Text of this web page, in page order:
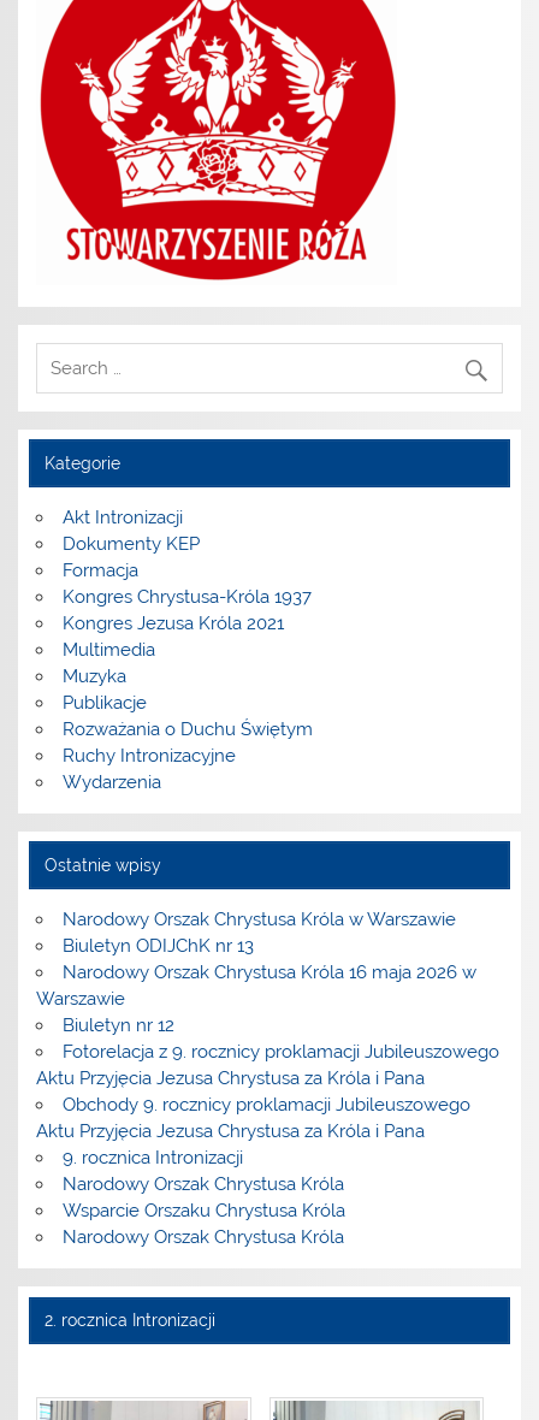
Kategorie
Akt Intronizacji
Dokumenty KEP
Formacja
Kongres Chrystusa-Króla 1937
Kongres Jezusa Króla 2021
Multimedia
Muzyka
Publikacje
Rozważania o Duchu Świętym
Ruchy Intronizacyjne
Wydarzenia
Ostatnie wpisy
Narodowy Orszak Chrystusa Króla w Warszawie
Biuletyn ODIJChK nr 13
Narodowy Orszak Chrystusa Króla 16 maja 2026 w
Warszawie
Biuletyn nr 12
Fotorelacja z 9. rocznicy proklamacji Jubileuszowego
Aktu Przyjęcia Jezusa Chrystusa za Króla i Pana
Obchody 9. rocznicy proklamacji Jubileuszowego
Aktu Przyjęcia Jezusa Chrystusa za Króla i Pana
9. rocznica Intronizacji
Narodowy Orszak Chrystusa Króla
Wsparcie Orszaku Chrystusa Króla
Narodowy Orszak Chrystusa Króla
2. rocznica Intronizacji